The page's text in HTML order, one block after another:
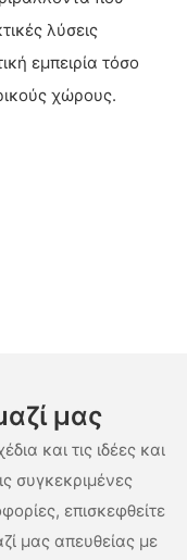
λύσεις
εμπειρία τόσο
χώρους.
μας
και τις ιδέες και
συγκεκριμένες
επισκεφθείτε
μας απευθείας με